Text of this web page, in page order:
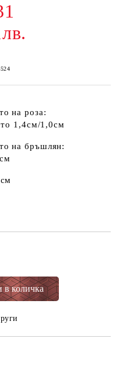
на роза:
1,4см/1,0см
на бръшлян: